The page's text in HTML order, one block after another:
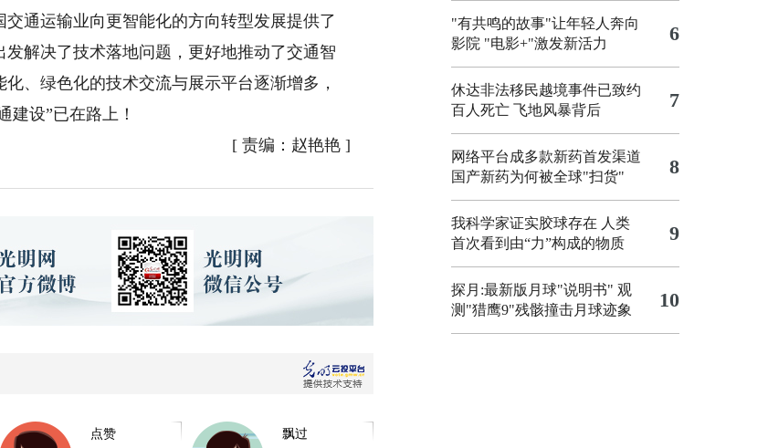
通运输业向更智能化的方向转型发展提供了
解决了技术落地问题，更好地推动了交通智
、绿色化的技术交流与展示平台逐渐增多，
建设”已在路上！
[ 责编：赵艳艳]
点赞 飘过
"有共鸣的故事"让年轻人奔向
影院 "电影+"激发新活力 6
休达非法移民越境事件已致约
百人死亡 飞地风暴背后 7
网络平台成多款新药首发渠道
国产新药为何被全球"扫货"
8
我科学家证实胶球存在 人类
首次看到由“力”构成的物质
9
探月:最新版月球"说明书" 观
测"猎鹰9"残骸撞击月球迹象
10